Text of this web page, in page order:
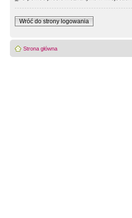
Wróć do strony logowania
Strona główna